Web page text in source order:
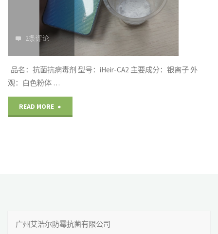
好
菌
2条评论
品名：抗菌抗病毒剂 型号：iHeir-CA2 主要成分：银离子 外
观：白色粉体 …
READ MORE
病
广州艾浩尔防霉抗菌有限公司